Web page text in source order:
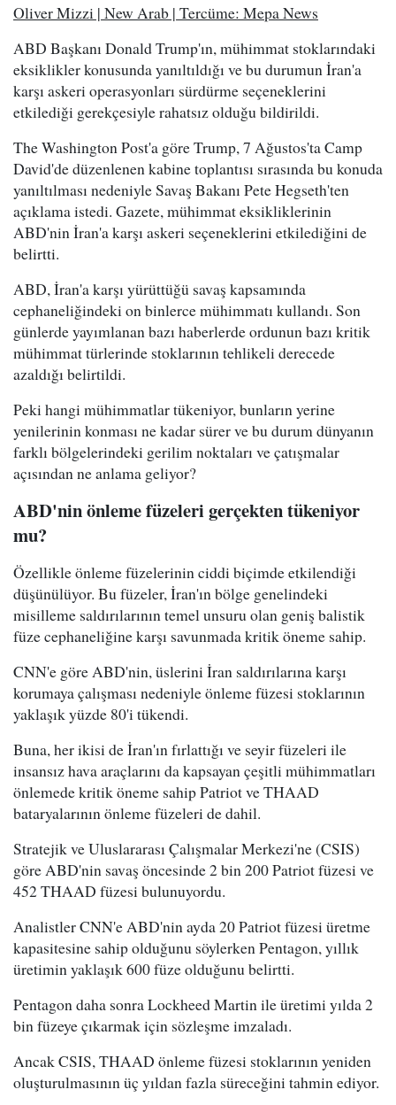
Oliver Mizzi | New Arab | Tercüme: Mepa News
ABD Başkanı Donald Trump'ın, mühimmat stoklarındaki
eksiklikler konusunda yanıltıldığı ve bu durumun İran'a
karşı askeri operasyonları sürdürme seçeneklerini
etkilediği gerekçesiyle rahatsız olduğu bildirildi.
The Washington Post'a göre Trump, 7 Ağustos'ta Camp
David'de düzenlenen kabine toplantısı sırasında bu konuda
yanıltılması nedeniyle Savaş Bakanı Pete Hegseth'ten
açıklama istedi. Gazete, mühimmat eksikliklerinin
ABD'nin İran'a karşı askeri seçeneklerini etkilediğini de
belirtti.
ABD, İran'a karşı yürüttüğü savaş kapsamında
cephaneliğindeki on binlerce mühimmatı kullandı. Son
günlerde yayımlanan bazı haberlerde ordunun bazı kritik
mühimmat türlerinde stoklarının tehlikeli derecede
azaldığı belirtildi.
Peki hangi mühimmatlar tükeniyor, bunların yerine
yenilerinin konması ne kadar sürer ve bu durum dünyanın
farklı bölgelerindeki gerilim noktaları ve çatışmalar
açısından ne anlama geliyor?
ABD'nin önleme füzeleri gerçekten tükeniyor
mu?
Özellikle önleme füzelerinin ciddi biçimde etkilendiği
düşünülüyor. Bu füzeler, İran'ın bölge genelindeki
misilleme saldırılarının temel unsuru olan geniş balistik
füze cephaneliğine karşı savunmada kritik öneme sahip.
CNN'e göre ABD'nin, üslerini İran saldırılarına karşı
korumaya çalışması nedeniyle önleme füzesi stoklarının
yaklaşık yüzde 80'i tükendi.
Buna, her ikisi de İran'ın fırlattığı ve seyir füzeleri ile
insansız hava araçlarını da kapsayan çeşitli mühimmatları
önlemede kritik öneme sahip Patriot ve THAAD
bataryalarının önleme füzeleri de dahil.
Stratejik ve Uluslararası Çalışmalar Merkezi'ne (CSIS)
göre ABD'nin savaş öncesinde 2 bin 200 Patriot füzesi ve
452 THAAD füzesi bulunuyordu.
Analistler CNN'e ABD'nin ayda 20 Patriot füzesi üretme
kapasitesine sahip olduğunu söylerken Pentagon, yıllık
üretimin yaklaşık 600 füze olduğunu belirtti.
Pentagon daha sonra Lockheed Martin ile üretimi yılda 2
bin füzeye çıkarmak için sözleşme imzaladı.
Ancak CSIS, THAAD önleme füzesi stoklarının yeniden
oluşturulmasının üç yıldan fazla süreceğini tahmin ediyor.